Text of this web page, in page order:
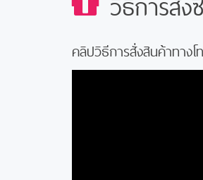
คลิปวิธีการสั่งสินค้าท